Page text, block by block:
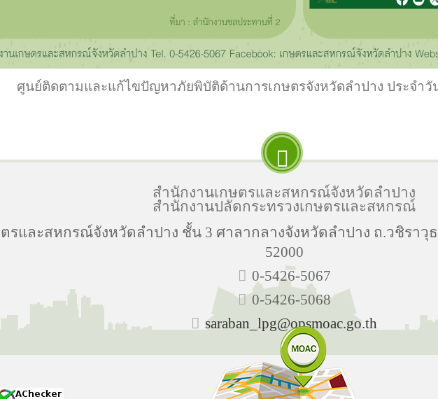
ศูนย์ติดตามและแก้ไขปัญหาภัยพิบัติด้านการเกษตรจังหวัดลำปาง ประจำวั
สำนักงานเกษตรและสหกรณ์จังหวัดลำปาง
สำนักงานปลัดกระทรวงเกษตรและสหกรณ์
รและสหกรณ์จังหวัดลำปาง ชั้น 3 ศาลากลางจังหวัดลำปาง ถ.วชิราวุ
52000
0-5426-5067
0-5426-5068
saraban_lpg@opsmoac.go.th